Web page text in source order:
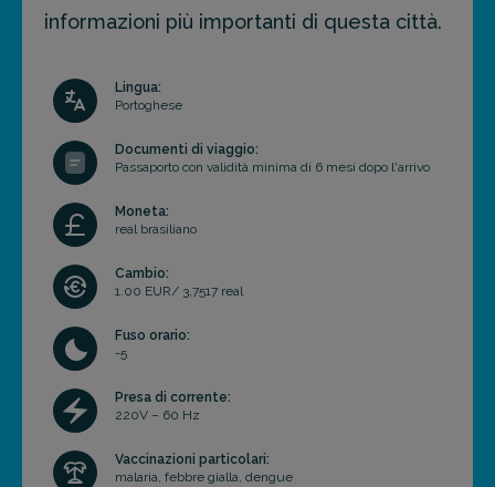
informazioni più importanti di questa città.
Lingua:
Portoghese
Documenti di viaggio:
Passaporto con validità minima di 6 mesi dopo l'arrivo
Moneta:
real brasiliano
Cambio:
1.00 EUR/ 3,7517 real
Fuso orario:
-5
Presa di corrente:
220V – 60 Hz
Vaccinazioni particolari:
malaria, febbre gialla, dengue